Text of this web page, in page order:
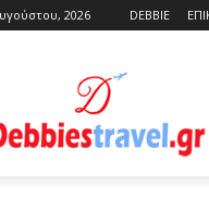
2026 DEBBIE